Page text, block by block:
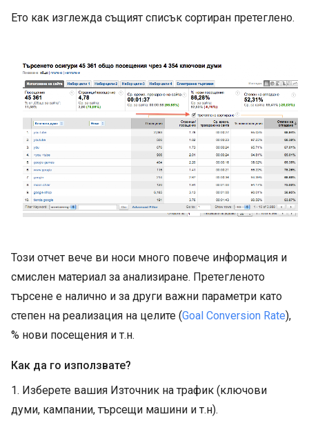
Ето как изглежда същият списък сортиран претеглено.
Този отчет вече ви носи много повече информация и
смислен материал за анализиране. Претегленото
търсене е налично и за други важни параметри като
степен на реализация на целите (Goal Conversion Rate),
% нови посещения и т.н.
Как да го използвате?
1. Изберете вашия Източник на трафик (ключови
думи, кампании, търсещи машини и т.н).